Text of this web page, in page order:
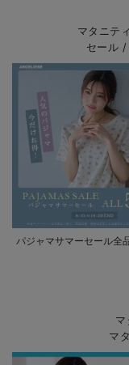
マタニテ
セール
パジャマサマーセール全
マ